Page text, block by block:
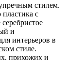
стилем.
пластика с
и
интерьеров в
стиле.
прихожих и